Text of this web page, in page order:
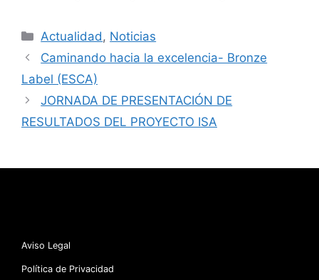
Categorías
Actualidad , Noticias
Caminando hacia la excelencia- Bronze
Label (ESCA)
JORNADA DE PRESENTACIÓN DE
RESULTADOS DEL PROYECTO ISA
Aviso Legal
Política de Privacidad